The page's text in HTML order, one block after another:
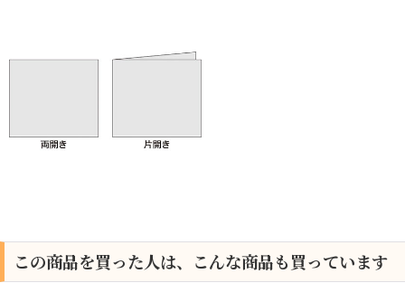
この商品を買った人は、こんな商品も買っています